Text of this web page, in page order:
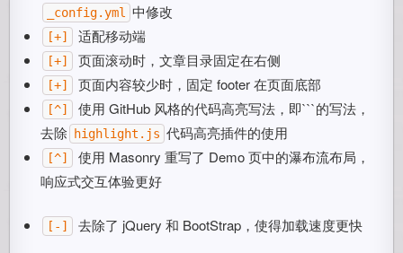
_config.yml 中修改
[+] 适配移动端
[+] 页面滚动时，文章目录固定在右侧
[+] 页面内容较少时，固定 footer 在页面底部
[^]
使用 GitHub 风格的代码高亮写法，即```的写法，
去除 highlight.js 代码高亮插件的使用
[^]
使用 Masonry 重写了 Demo 页中的瀑布流布局，
响应式交互体验更好
[-] 去除了 jQuery 和 BootStrap，使得加载速度更快